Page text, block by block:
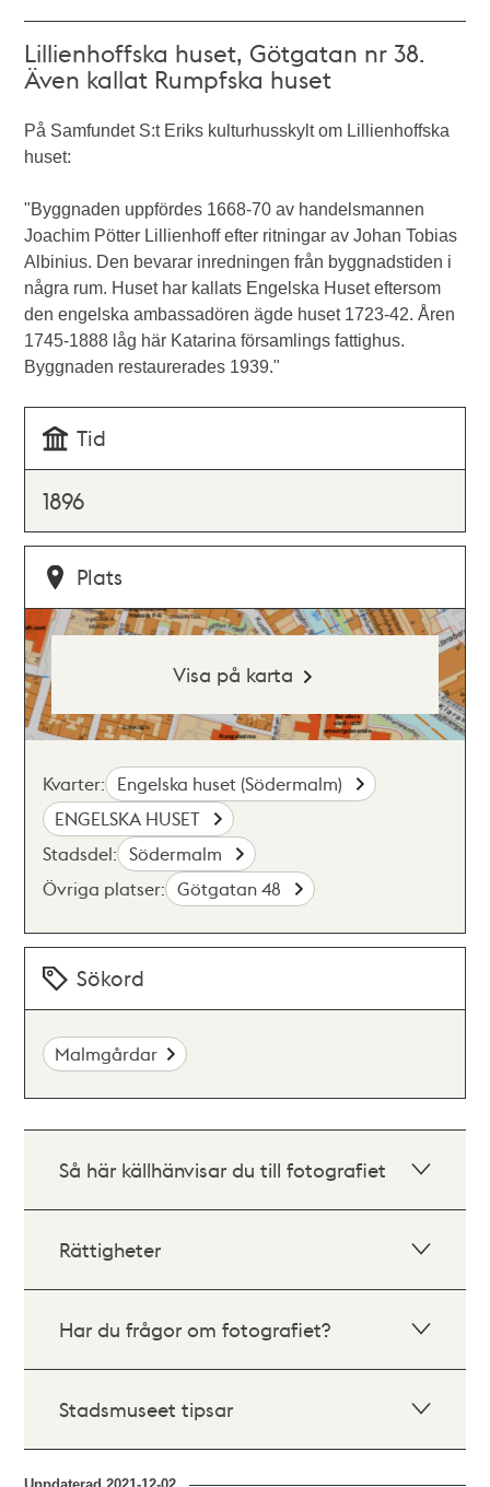
Lillienhoffska huset, Götgatan nr 38.
Även kallat Rumpfska huset
På Samfundet S:t Eriks kulturhusskylt om Lillienhoffska
huset:
"Byggnaden uppfördes 1668-70 av handelsmannen
Joachim Pötter Lillienhoff efter ritningar av Johan Tobias
Albinius. Den bevarar inredningen från byggnadstiden i
några rum. Huset har kallats Engelska Huset eftersom
den engelska ambassadören ägde huset 1723-42. Åren
1745-1888 låg här Katarina församlings fattighus.
Byggnaden restaurerades 1939."
Tid
1896
Plats
Visa på karta
Kvarter: Engelska huset (Södermalm)
ENGELSKA HUSET
Stadsdel: Södermalm
Övriga platser: Götgatan 48
Sökord
Malmgårdar
Så här källhänvisar du till fotografiet
Rättigheter
Har du frågor om fotografiet?
Stadsmuseet tipsar